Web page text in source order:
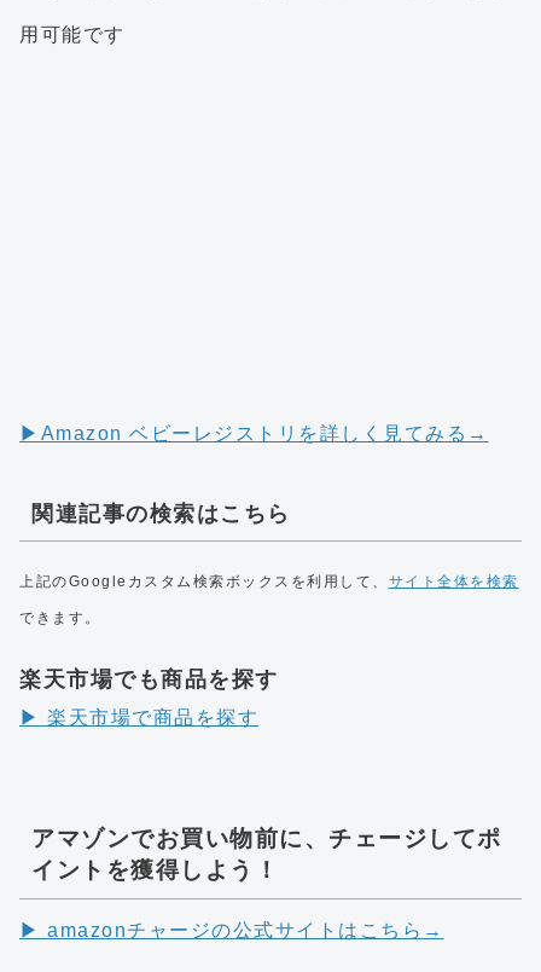
用可能です
▶︎Amazon ベビーレジストリを詳しく見てみる→
関連記事の検索はこちら
上記のGoogleカスタム検索ボックスを利用して、 サイト全体を検索
できます。
楽天市場でも商品を探す
▶︎ 楽天市場で商品を探す
アマゾンでお買い物前に、チェージしてポ
イントを獲得しよう！
▶︎ amazonチャージの公式サイトはこちら→